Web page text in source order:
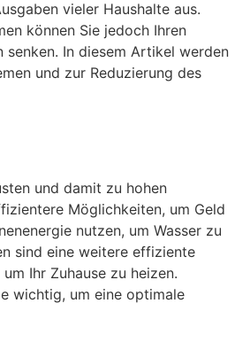
vieler Haushalte aus.
können Sie jedoch Ihren
In diesem Artikel werden
und zur Reduzierung des
und damit zu hohen
Möglichkeiten, um Geld
nutzen, um Wasser zu
sind eine weitere effiziente
Ihr Zuhause zu heizen.
wichtig, um eine optimale